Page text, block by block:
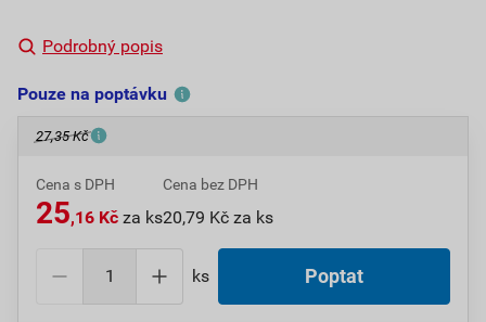
Podrobný popis
Pouze na poptávku
27,35 Kč
Cena s DPH
25,16 Kč za ks
Cena bez DPH
20,79 Kč za ks
ks Poptat